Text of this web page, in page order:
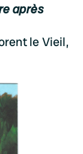
après
le Vieil,